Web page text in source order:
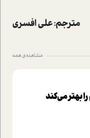
مترجم: علی افسری
مشاهده ی همه
بهتر می‌کند